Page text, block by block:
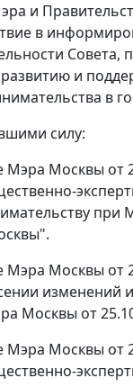
и
в
Совета,
и
в
силу:
Москвы от
при
Москвы от
изменений
Москвы от
Мэра Москвы от